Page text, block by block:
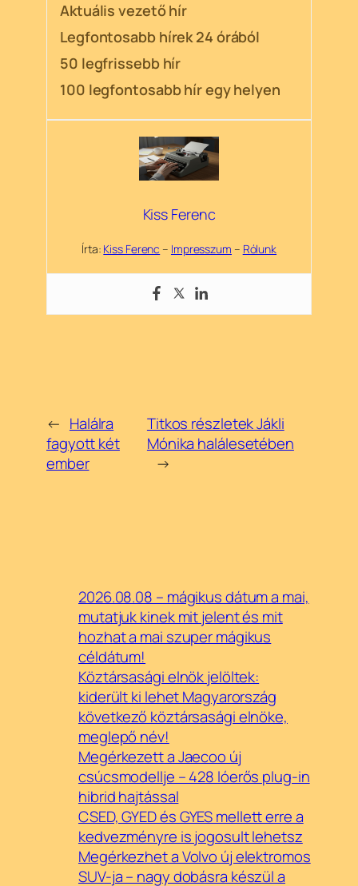
Aktuális vezető hír
Legfontosabb hírek 24 órából
50 legfrissebb hír
100 legfontosabb hír egy helyen
Kiss Ferenc
Írta: Kiss Ferenc – Impresszum – Rólunk
← Halálra
fagyott két
ember
Titkos részletek Jákli
Mónika halálesetében
→
2026.08.08 – mágikus dátum a mai,
mutatjuk kinek mit jelent és mit
hozhat a mai szuper mágikus
céldátum!
Köztársasági elnök jelöltek:
kiderült ki lehet Magyarország
következő köztársasági elnöke,
meglepő név!
Megérkezett a Jaecoo új
csúcsmodellje – 428 lóerős plug-in
hibrid hajtással
CSED, GYED és GYES mellett erre a
kedvezményre is jogosult lehetsz
Megérkezhet a Volvo új elektromos
SUV-ja – nagy dobásra készül a